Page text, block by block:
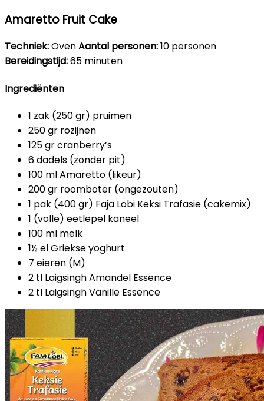
Amaretto Fruit Cake
Techniek:OvenAantal personen:10 personen
Bereidingstijd:65 minuten
Ingrediënten
1 zak (250 gr) pruimen
250 gr rozijnen
125 gr cranberry’s
6 dadels (zonder pit)
100 ml Amaretto (likeur)
200 gr roomboter (ongezouten)
1 pak (400 gr) Faja Lobi Keksi Trafasie (cakemix)
1 (volle) eetlepel kaneel
100 ml melk
1½ el Griekse yoghurt
7 eieren (M)
2 tl Laigsingh Amandel Essence
2 tl Laigsingh Vanille Essence